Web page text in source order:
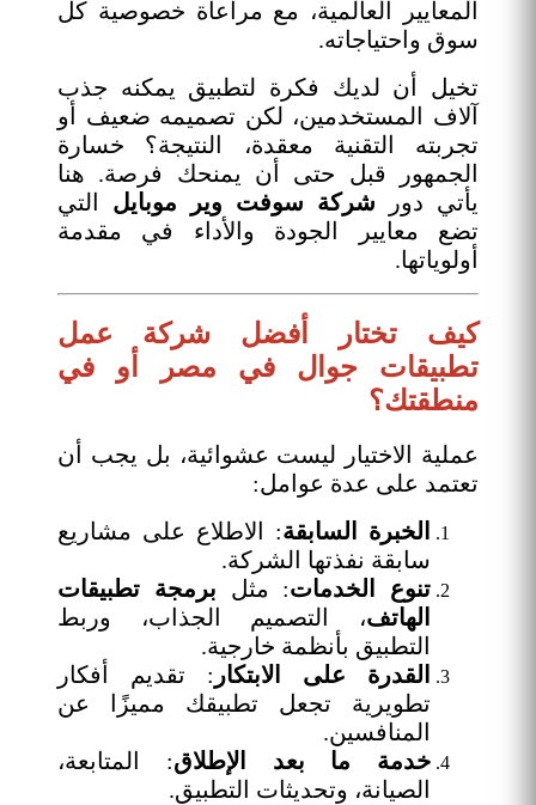
المعايير العالمية، مع مراعاة خصوصية كل
سوق واحتياجاته.
تخيل أن لديك فكرة لتطبيق يمكنه جذب
آلاف المستخدمين، لكن تصميمه ضعيف أو
تجربته التقنية معقدة، النتيجة؟ خسارة
الجمهور قبل حتى أن يمنحك فرصة. هنا
يأتي دور شركة سوفت وير موبايل التي
تضع معايير الجودة والأداء في مقدمة
أولوياتها.
كيف تختار أفضل شركة عمل
تطبيقات جوال في مصر أو في
منطقتك؟
عملية الاختيار ليست عشوائية، بل يجب أن
تعتمد على عدة عوامل:
الخبرة السابقة: الاطلاع على مشاريع
سابقة نفذتها الشركة.
تنوع الخدمات: مثل برمجة تطبيقات
الهاتف، التصميم الجذاب، وربط
التطبيق بأنظمة خارجية.
القدرة على الابتكار : تقديم أفكار
تطويرية تجعل تطبيقك مميزًا عن
المنافسين.
خدمة ما بعد الإطلاق: المتابعة،
الصيانة، وتحديثات التطبيق.